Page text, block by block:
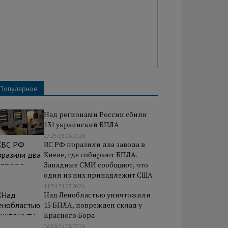
Популярное
Над регионами России сбили
131 украинский БПЛА
07:25 03.08.2026
ВС РФ поразили два завода в
Киеве, где собирают БПЛА.
Западные СМИ сообщают, что
один из них принадлежит США
11:34 31.07.2026
Над Ленобластью уничтожили
15 БПЛА, поврежден склад у
Красного Бора
06:18 04.08.2026